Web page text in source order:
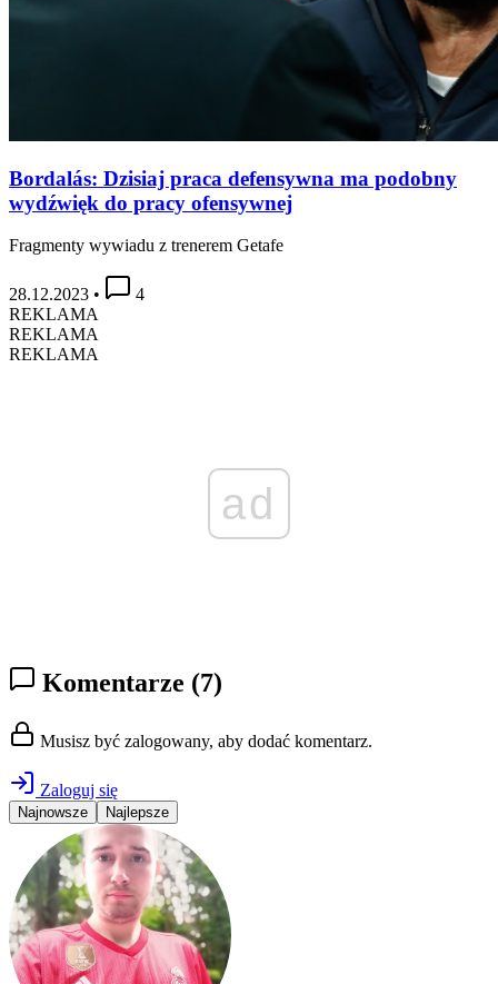
Bordalás: Dzisiaj praca defensywna ma podobny
wydźwięk do pracy ofensywnej
Fragmenty wywiadu z trenerem Getafe
28.12.2023 •
4
REKLAMA
REKLAMA
REKLAMA
ad
Komentarze (7)
Musisz być zalogowany, aby dodać komentarz.
Zaloguj się
Najnowsze Najlepsze